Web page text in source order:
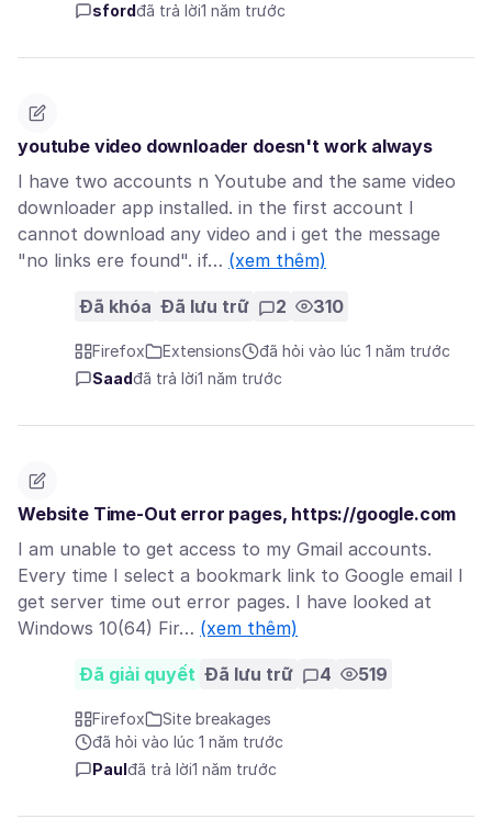
sfordđã trả lời1 năm trước
youtube video downloader doesn't work always
I have two accounts n Youtube and the same video
downloader app installed. in the first account I
cannot download any video and i get the message
"no links ere found". if… (xem thêm)
Đã khóa Đã lưu trữ 2 310
Firefox Extensions
đã hỏi vào lúc 1 năm trước
Saadđã trả lời1 năm trước
Website Time-Out error pages, https://google.com
I am unable to get access to my Gmail accounts.
Every time I select a bookmark link to Google email I
get server time out error pages. I have looked at
Windows 10(64) Fir… (xem thêm)
Đã giải quyết Đã lưu trữ 4 519
Firefox
Site breakages
đã hỏi vào lúc 1 năm trước
Paul đã trả lời1 năm trước